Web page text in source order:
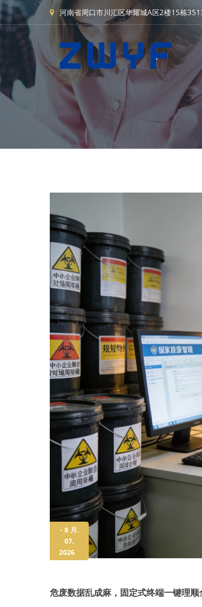
河南省周口市川汇区华耀城A区2楼15栋
- 8 月.
07,
2026
危废数据乱成麻，固定式终端一键理顺